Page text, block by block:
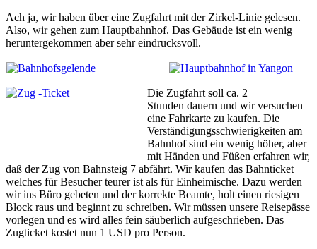
Ach ja, wir haben über eine Zugfahrt mit der Zirkel-Linie gelesen.
Also, wir gehen zum Hauptbahnhof. Das Gebäude ist ein wenig
heruntergekommen aber sehr eindrucksvoll.
Die Zugfahrt soll ca. 2
Stunden dauern und wir versuchen
eine Fahrkarte zu kaufen. Die
Verständigungsschwierigkeiten am
Bahnhof sind ein wenig höher, aber
mit Händen und Füßen erfahren wir,
daß der Zug von Bahnsteig 7 abfährt. Wir kaufen das Bahnticket
welches für Besucher teurer ist als für Einheimische. Dazu werden
wir ins Büro gebeten und der korrekte Beamte, holt einen riesigen
Block raus und beginnt zu schreiben. Wir müssen unsere Reisepässe
vorlegen und es wird alles fein säuberlich aufgeschrieben. Das
Zugticket kostet nun 1 USD pro Person.